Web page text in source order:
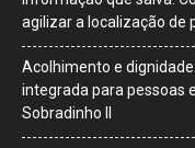
agilizar a localização de
Acolhimento e
integrada para pessoas
Sobradinho II